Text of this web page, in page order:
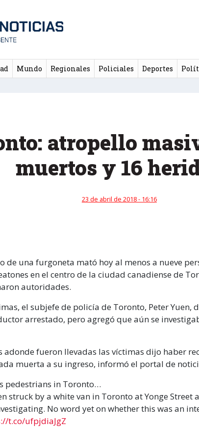
Mundo Regionales Policiales Deportes
atropello
muertos y 16
23 de abril de 2018 - 16:16
de una furgoneta mató hoy al menos a nueve
en el centro de la ciudad canadiense de
autoridades.
el subjefe de policía de Toronto, Peter Yuen,
arrestado, pero agregó que aún se
adonde fueron llevadas las víctimas dijo haber
muerta a su ingreso, informó el portal de
pedestrians in Toronto…
struck by a white van in Toronto at Yonge Street
No word yet on whether this was an
t.co/ufpjdiaJgZ